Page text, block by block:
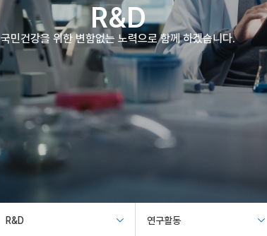
R&D
국민건강을 위한 변함없는 노력으로 함께 하겠습니다.
R&D 연구활동